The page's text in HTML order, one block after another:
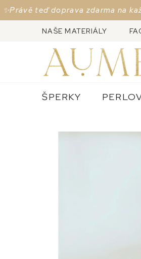
Přejít
na
teď doprava zdarma na každou
NAŠE MATERIÁLY
ŠPERKY